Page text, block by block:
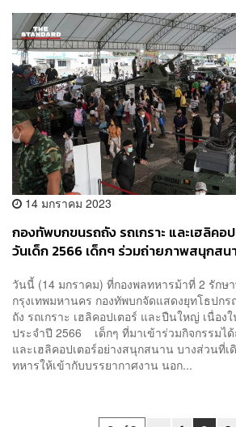
14 มกราคม 2023
กองทัพบกขนรถถัง รถเกราะ และเฮลิค
วันเด็ก 2566 เด็กๆ ร่วมถ่ายภาพสนุกสน
วันนี้ (14 มกราคม) ที่กองพลทหารม้าที่ 2 รักษ
กรุงเทพมหานคร กองทัพบกจัดแสดงยุทโธปก
ถัง รถเกราะ เฮลิคอปเตอร์ และปืนใหญ่ เนื่อง
ประจำปี 2566 เด็กๆ ที่มาเข้าร่วมกิจกรรมไ
และเฮลิคอปเตอร์อย่างสนุกสนาน บางส่วนที่
ทหารให้เข้ากับบรรยากาศงาน นอก...